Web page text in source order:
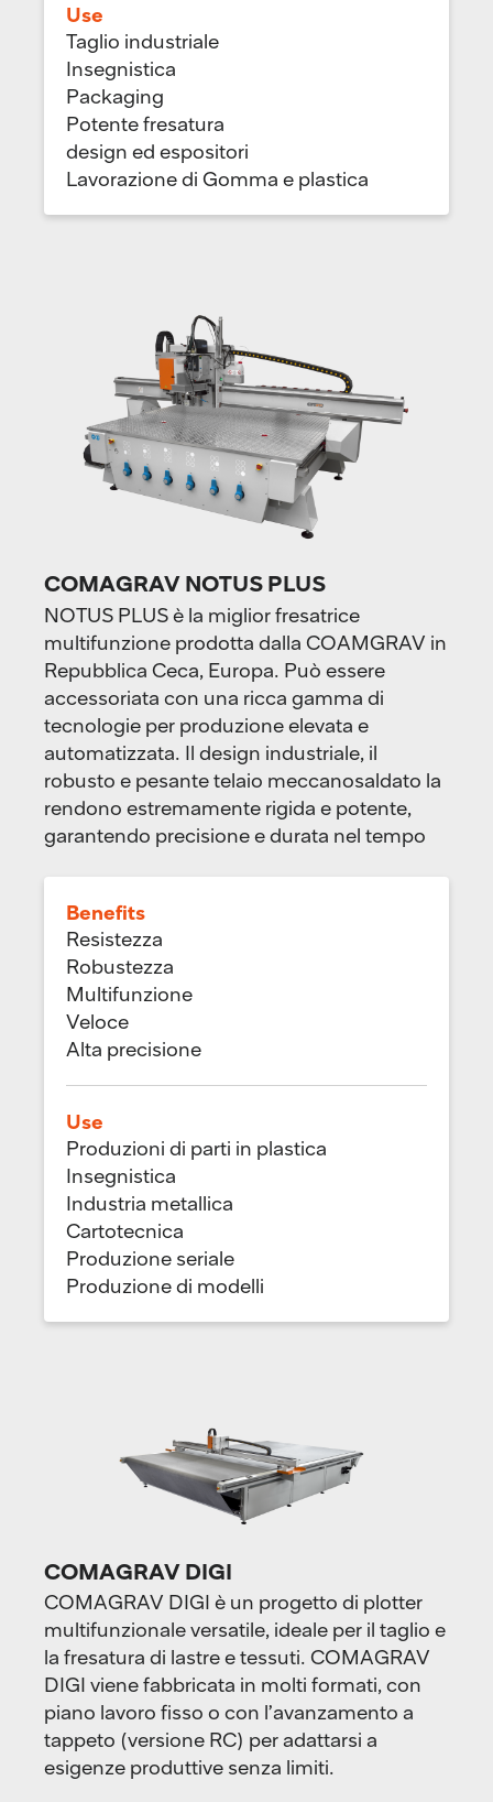
Use
Taglio industriale
Insegnistica
Packaging
Potente fresatura
design ed espositori
Lavorazione di Gomma e plastica
COMAGRAV NOTUS PLUS
NOTUS PLUS è la miglior fresatrice
multifunzione prodotta dalla COAMGRAV in
Repubblica Ceca, Europa. Può essere
accessoriata con una ricca gamma di
tecnologie per produzione elevata e
automatizzata. Il design industriale, il
robusto e pesante telaio meccanosaldato la
rendono estremamente rigida e potente,
garantendo precisione e durata nel tempo
Benefits
Resistezza
Robustezza
Multifunzione
Veloce
Alta precisione
Use
Produzioni di parti in plastica
Insegnistica
Industria metallica
Cartotecnica
Produzione seriale
Produzione di modelli
COMAGRAV DIGI
COMAGRAV DIGI è un progetto di plotter
multifunzionale versatile, ideale per il taglio e
la fresatura di lastre e tessuti. COMAGRAV
DIGI viene fabbricata in molti formati, con
piano lavoro fisso o con l’avanzamento a
tappeto (versione RC) per adattarsi a
esigenze produttive senza limiti.